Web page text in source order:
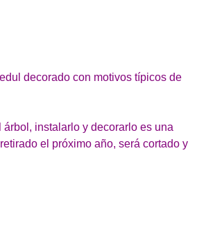
decorado con motivos típicos de
instalarlo y decorarlo es una
el próximo año, será cortado y